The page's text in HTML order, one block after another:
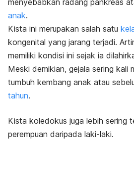
anak.
Kista ini merupakan salah satu
kongenital yang jarang terjadi.
memiliki kondisi ini sejak ia
Meski demikian, gejala sering kali
tumbuh kembang anak atau
tahun.
Kista koledokus juga lebih sering
perempuan daripada laki-laki.